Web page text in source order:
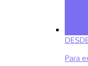
Para